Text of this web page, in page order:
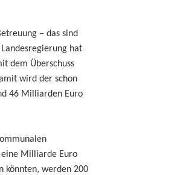
– das sind
hat
dem Überschuss
wird der schon
46 Milliarden Euro
eine Milliarde Euro
könnten, werden 200